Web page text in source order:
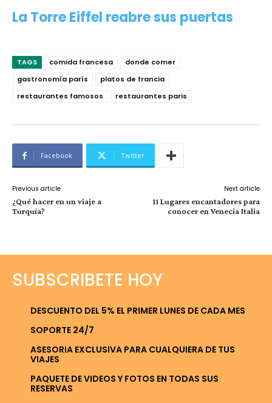
La Torre Eiffel reabre sus puertas
TAGS comida francesa
donde comer
gastronomía parís
platos de francia
restaurantes famosos
restaurantes paris
Facebook Twitter
Previous article
¿Qué hacer en un viaje a
Turquía?
Next article
11 Lugares encantadores para
conocer en Venecia Italia
SUBSCRIBETE HOY
DESCUENTO DEL 5% EL PRIMER LUNES DE CADA MES
SOPORTE 24/7
ASESORIA EXCLUSIVA PARA CUALQUIERA DE TUS
VIAJES
PAQUETE DE VIDEOS Y FOTOS EN TODAS SUS
RESERVAS